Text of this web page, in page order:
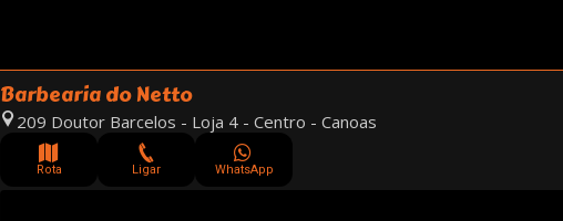
Barbearia do Netto
209 Doutor Barcelos - Loja 4 - Centro - Canoas
Rota Ligar WhatsApp